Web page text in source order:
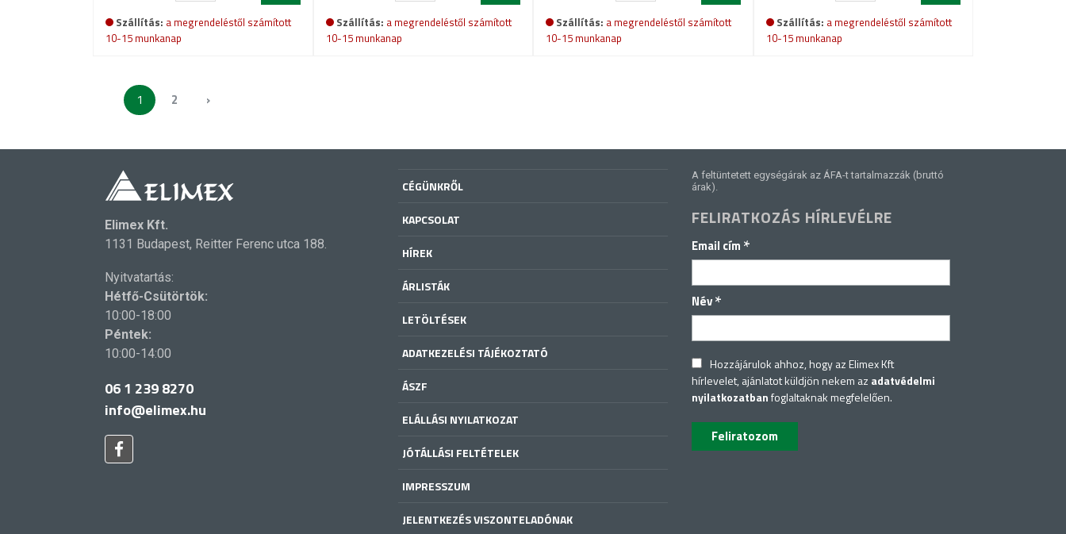
Szállítás: a megrendeléstől számított
10-15 munkanap
Szállítás: a megrendeléstől számított
10-15 munkanap
Szállítás: a megrendeléstől számított
10-15 munkanap
Szállítás: a megrendeléstől számított
10-15 munkanap
1 2 ›
Elimex Kft.
1131 Budapest, Reitter Ferenc utca 188.
Nyitvatartás:
Hétfő-Csütörtök:
10:00-18:00
Péntek:
10:00-14:00
06 1 239 8270
info@elimex.hu
CÉGÜNKRŐL
KAPCSOLAT
HÍREK
ÁRLISTÁK
LETÖLTÉSEK
ADATKEZELÉSI TÁJÉKOZTATÓ
ÁSZF
ELÁLLÁSI NYILATKOZAT
JÓTÁLLÁSI FELTÉTELEK
IMPRESSZUM
JELENTKEZÉS VISZONTELADÓNAK
A feltüntetett egységárak az ÁFA-t tartalmazzák (bruttó
árak).
FELIRATKOZÁS HÍRLEVÉLRE
Email cím *
Név*
Hozzájárulok ahhoz, hogy az Elimex Kft
hírlevelet, ajánlatot küldjön nekem az adatvédelmi
nyilatkozatbanfoglaltaknak megfelelően.